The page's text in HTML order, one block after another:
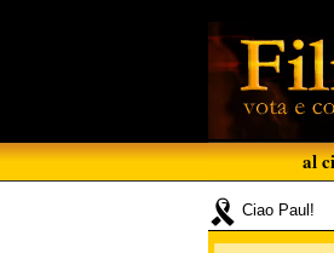
al
Ciao Paul!